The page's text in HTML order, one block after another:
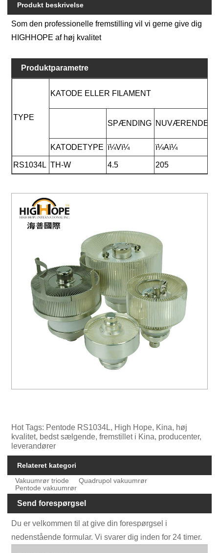
Produkt beskrivelse
Som den professionelle fremstilling vil vi gerne give dig
HIGHHOPE af høj kvalitet
Produktparametre
TYPE
KATODE ELLER FILAMENT
SPÆNDING NUVÆRENDE
KATODETYPE ï¼Vï¼ ï¼Aï¼
RS1034L TH-W 4.5 205
Hot Tags: Pentode RS1034L, High Hope, Kina, høj
kvalitet, bedst sælgende, fremstillet i Kina, producenter,
leverandører
Relateret kategori
Vakuumrør triode
Quadrupol vakuumrør
Pentode vakuumrør
Send forespørgsel
Du er velkommen til at give din forespørgsel i
nedenstående formular. Vi svarer dig inden for 24 timer.